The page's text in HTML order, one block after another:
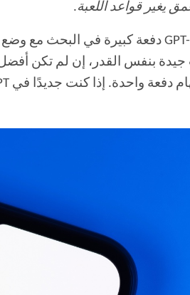
يغير قواعد اللعبة.
بنفس القدر، إن لم تكن أفضل.